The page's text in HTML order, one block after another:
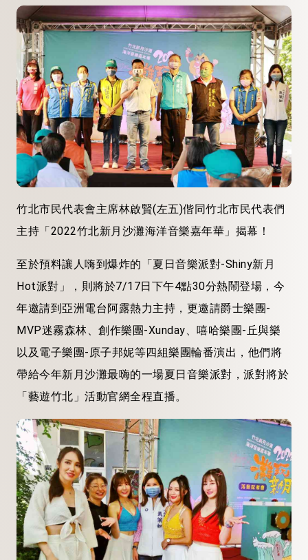
竹北市民代表會主席林啟賢(左五)偕同竹北市民代表們
主持「2022竹北新月沙灘海洋音樂嘉年華」揭幕！
至於預料讓人嗨到爆炸的「夏日音樂派對-Shiny新月
Hot派對」，則將於7/17日下午4點30分熱鬧登場，今
年邀請到亞洲電台阿露熱力主持，更邀請爵士樂團-
MVP迷霧森林、創作樂團-Xunday、嘻哈樂團-丘與樂
以及電子樂團-原子邦妮等四組樂團輪番演出，他們將
帶給今年新月沙灘最嗨的一場夏日音樂派對，派對將於
「藝遊竹北」活動官網全程直播。